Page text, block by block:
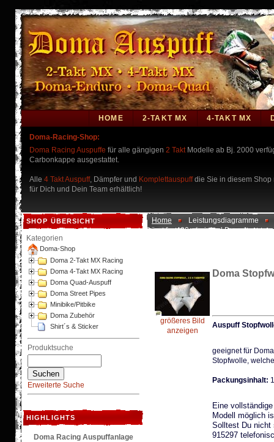
HOME 2-TAKT MX 4-TAKT MX
Doma-Racing-Shop:
Doma Racing Auspuffe für alle gängigen 2 TaktModelle ab Bj. 2000
Carbonkappe ausgestattet.
Alle 4 Takt Auspuff, Dämpfer und Komplettauspuffdie Sie in diesem Shop
für Dich und Dein Team erhältlich!
SHOP ÜBERSICHT
Kategorien
Doma-Shop
Doma 2-Takt MX Racing
Doma 4-Takt MX Racing
Doma Quad-Auspuff
Doma Street Pipes
Minibike/Pitbike
Doma Zubehör
Shirt´s & Sticker
Produktsuche
Erweiterte Suche
HIGHLIGHTS
Doma Racing Auspuffanlage
Home
Leistungsdiagramme
Dämpfer 400g (original Doma)
größeres Bild
anzeigen
Doma
Auspuff
geeignet für
Stopfwolle,
Packungsinhalt:
Eine
Modell möglich
Solltest Du nicht
915297